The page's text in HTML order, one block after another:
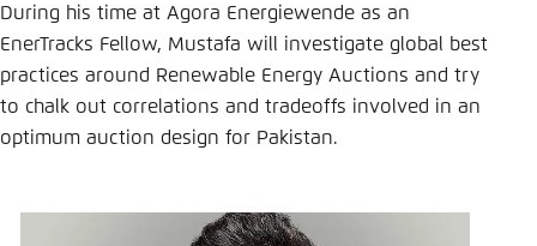
During his time at Agora Energiewende as an
EnerTracks Fellow, Mustafa will investigate global best
practices around Renewable Energy Auctions and try
to chalk out correlations and tradeoffs involved in an
optimum auction design for Pakistan.